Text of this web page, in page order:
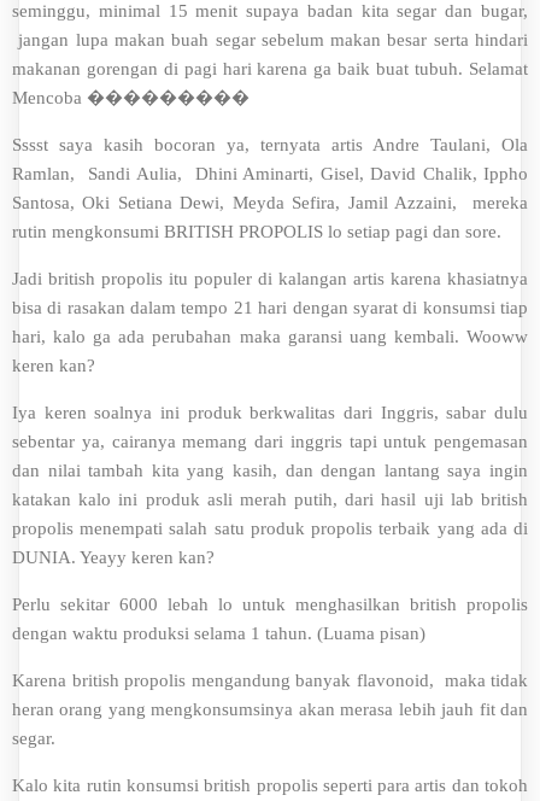
seminggu, minimal 15 menit supaya badan kita segar dan bugar,
jangan lupa makan buah segar sebelum makan besar serta hindari
makanan gorengan di pagi hari karena ga baik buat tubuh. Selamat
Mencoba ���������
Sssst saya kasih bocoran ya, ternyata artis Andre Taulani, Ola
Ramlan, Sandi Aulia, Dhini Aminarti, Gisel, David Chalik, Ippho
Santosa, Oki Setiana Dewi, Meyda Sefira, Jamil Azzaini, mereka
rutin mengkonsumi BRITISH PROPOLIS lo setiap pagi dan sore.
Jadi british propolis itu populer di kalangan artis karena khasiatnya
bisa di rasakan dalam tempo 21 hari dengan syarat di konsumsi tiap
hari, kalo ga ada perubahan maka garansi uang kembali. Wooww
keren kan?
Iya keren soalnya ini produk berkwalitas dari Inggris, sabar dulu
sebentar ya, cairanya memang dari inggris tapi untuk pengemasan
dan nilai tambah kita yang kasih, dan dengan lantang saya ingin
katakan kalo ini produk asli merah putih, dari hasil uji lab british
propolis menempati salah satu produk propolis terbaik yang ada di
DUNIA. Yeayy keren kan?
Perlu sekitar 6000 lebah lo untuk menghasilkan british propolis
dengan waktu produksi selama 1 tahun. (Luama pisan)
Karena british propolis mengandung banyak flavonoid, maka tidak
heran orang yang mengkonsumsinya akan merasa lebih jauh fit dan
segar.
Kalo kita rutin konsumsi british propolis seperti para artis dan tokoh